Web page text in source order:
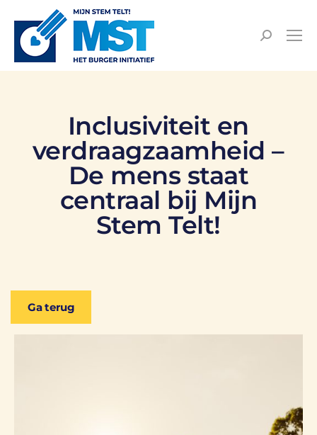
Inclusiviteit en
verdraagzaamheid –
De mens staat
centraal bij Mijn
Stem Telt!
Ga terug